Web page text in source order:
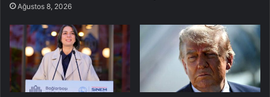
Ağustos 8, 2026